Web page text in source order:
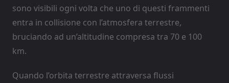
sono visibili ogni volta che uno di questi frammenti
entra in collisione con l’atmosfera terrestre,
bruciando ad un’altitudine compresa tra 70 e 100
km.
Quando l’orbita terrestre attraversa flussi